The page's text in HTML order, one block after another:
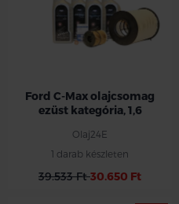
Ford C-Max olajcsomag
ezüst kategória, 1,6
Olaj24E
1 darab készleten
39.533 Ft30.650 Ft